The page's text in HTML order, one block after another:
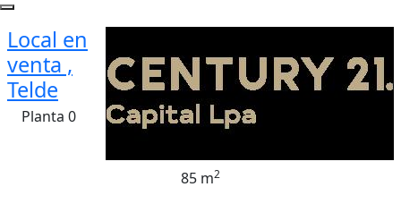
Local en
venta ,
Telde
Planta 0
85 m2